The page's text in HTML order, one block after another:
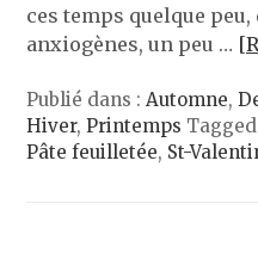
ces temps quelque
anxiogènes, un peu …
Publié dans : Automne,
Hiver,Printemps
Pâte feuilletée, St-